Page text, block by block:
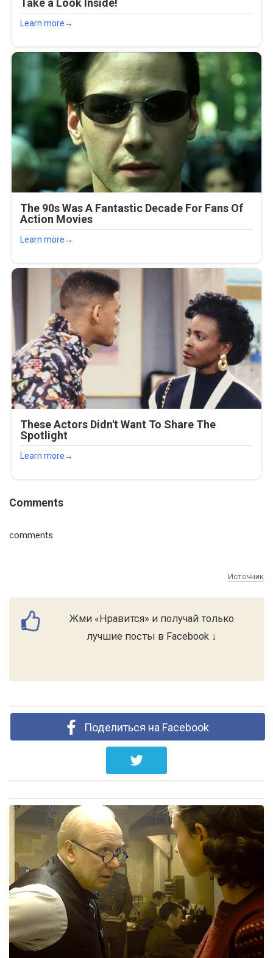
Comments
comments
Источник
Жми «Нравится» и получай только
лучшие посты в Facebook ↓
Поделиться на Facebook